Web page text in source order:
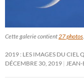
Cette galerie contient 27 photos
2019 : LES IMAGES DU CIEL
DÉCEMBRE 30, 2019